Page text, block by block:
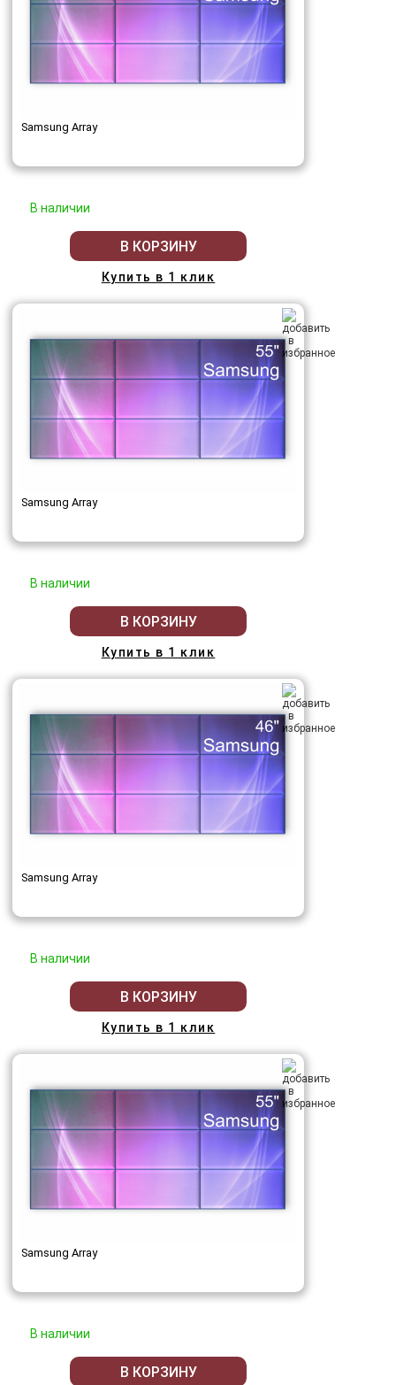
Samsung Array
В наличии
В КОРЗИНУ
Купить в 1 клик
Samsung Array
В наличии
В КОРЗИНУ
Купить в 1 клик
Samsung Array
В наличии
В КОРЗИНУ
Купить в 1 клик
Samsung Array
В наличии
В КОРЗИНУ